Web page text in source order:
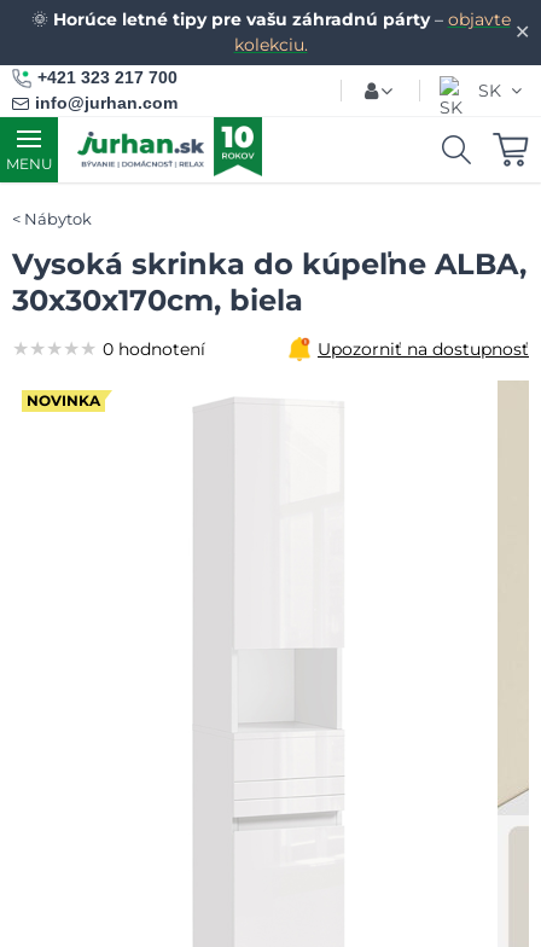
✕
🌞 Horúce letné tipy pre vašu záhradnú párty– objavte
kolekciu.
+421 323 217 700
info@jurhan.com
SK
MENU
Nábytok
Vysoká skrinka do kúpeľne ALBA,
30x30x170cm, biela
NOVINKA
★★★★★
★★★★★
★★★★★ 0 hodnotení Upozorniť na dostupnosť